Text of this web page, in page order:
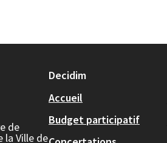
de
la Ville de
Decidim
Accueil
Budget participatif